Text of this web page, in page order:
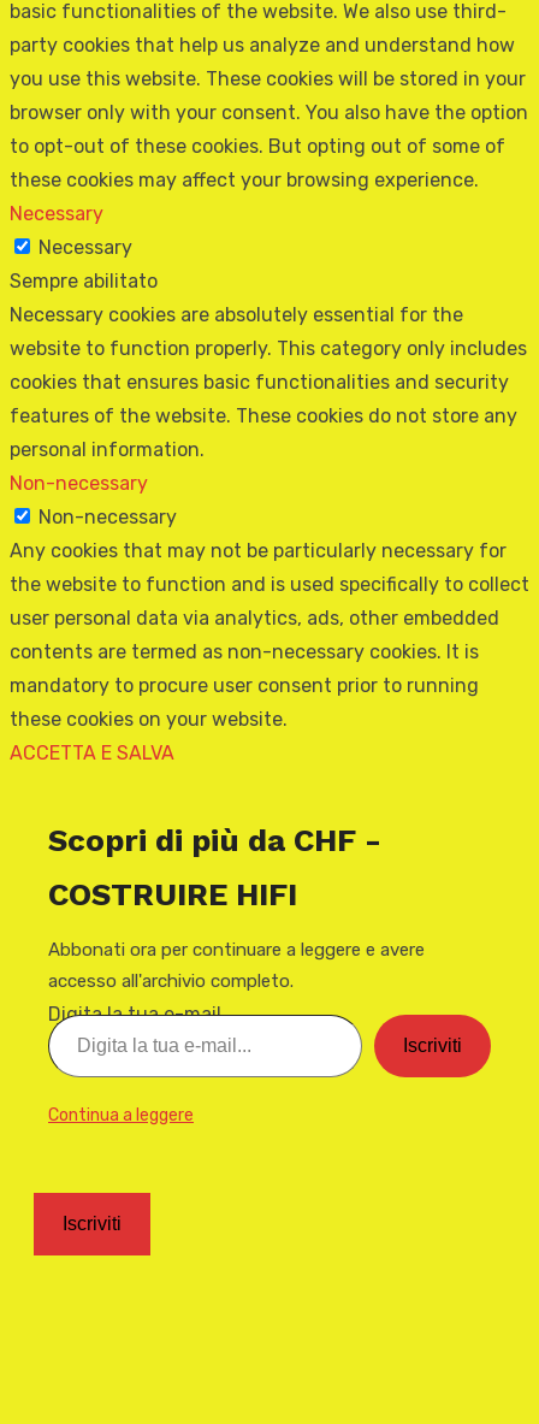
basic functionalities of the website. We also use third-
party cookies that help us analyze and understand how
you use this website. These cookies will be stored in your
browser only with your consent. You also have the option
to opt-out of these cookies. But opting out of some of
these cookies may affect your browsing experience.
Necessary
Necessary
Sempre abilitato
Necessary cookies are absolutely essential for the
website to function properly. This category only includes
cookies that ensures basic functionalities and security
features of the website. These cookies do not store any
personal information.
Non-necessary
Non-necessary
Any cookies that may not be particularly necessary for
the website to function and is used specifically to collect
user personal data via analytics, ads, other embedded
contents are termed as non-necessary cookies. It is
mandatory to procure user consent prior to running
these cookies on your website.
ACCETTA E SALVA
Scopri di più da CHF -
COSTRUIRE HIFI
Abbonati ora per continuare a leggere e avere
accesso all'archivio completo.
Digita la tua e-mail...
Iscriviti
Continua a leggere
Iscriviti